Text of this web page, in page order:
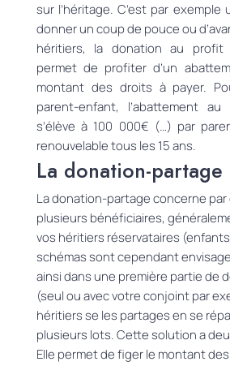
sur l’héritage. C’est par exemple
donner un coup de pouce ou
héritiers, la donation au
permet de profiter d’un
montant des droits à payer.
parent-enfant, l’abattement
s’élève à 100 000€ (…) par
renouvelable tous les 15 ans.
La donation-partage
La donation-partage concerne
plusieurs bénéficiaires,
vos héritiers réservataires
schémas sont cependant
ainsi dans une première partie de
(seul ou avec votre conjoint par
héritiers se les partages en se
plusieurs lots. Cette solution a
Elle permet de figer le montant